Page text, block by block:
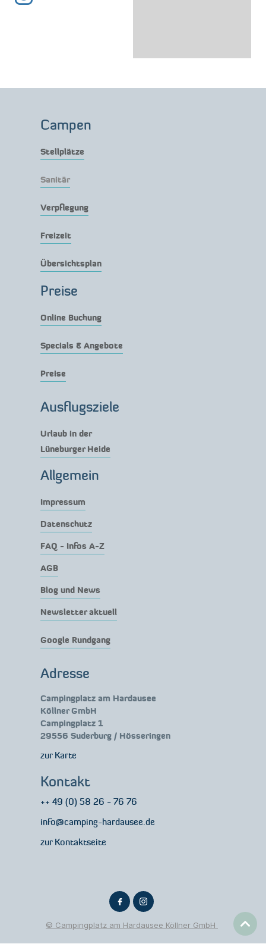
Campen
Stellplätze
Sanitär
Verpflegung
Freizeit
Übersichtsplan
Preise
Online Buchung
Specials & Angebote
Preise
Ausflugsziele
Urlaub in der
Lüneburger Heide
Allgemein
Impressum
Datenschutz
FAQ - Infos A-Z
AGB
Blog und News
Newsletter aktuell
Google Rundgang
Adresse
Campingplatz am Hardausee
Köllner GmbH
Campingplatz 1
29556 Suderburg / Hösseringen
zur Karte
Kontakt
++ 49 (0) 58 26 - 76 76
info@camping-hardausee.de
zur Kontaktseite
© Campingplatz am Hardausee Köllner GmbH